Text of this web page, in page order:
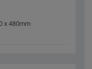
x 480mm